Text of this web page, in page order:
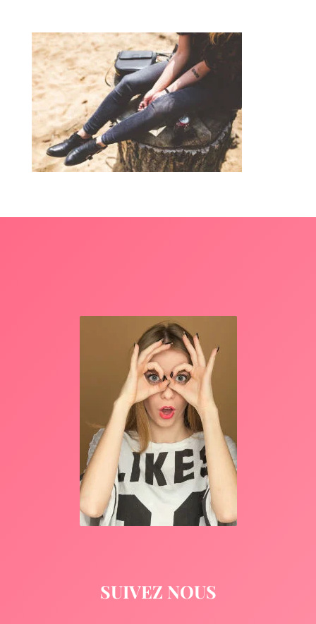
SUIVEZ NOUS